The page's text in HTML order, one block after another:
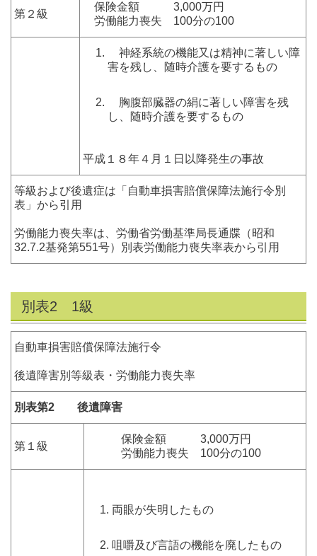
第２級
保険金額 3,000万円
労働能力喪失 100分の100
神経系統の機能又は精神に著しい障
害を残し、随時介護を要するもの
胸腹部臓器の絹に著しい障害を残
し、随時介護を要するもの
平成１８年４月１日以降発生の事故
等級および後遺症は「自動車損害賠償保障法施行令別
表」から引用
労働能力喪失率は、労働省労働基準局長通牒（昭和
32.7.2基発第551号）別表労働能力喪失率表から引用
別表2 1級
自動車損害賠償保障法施行令
後遺障害別等級表・労働能力喪失率
別表第2 後遺障害
第１級
保険金額 3,000万円
労働能力喪失 100分の100
両眼が失明したもの
咀嚼及び言語の機能を廃したもの